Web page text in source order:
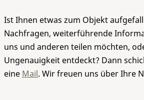
Ist Ihnen etwas zum Objekt
Nachfragen, weiterführende
uns und anderen teilen möchten,
Ungenauigkeit entdeckt? Dann
eine Mail. Wir freuen uns über Ihre